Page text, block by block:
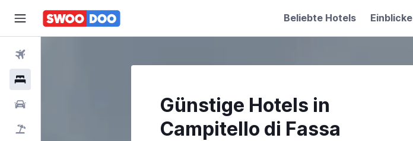
Beliebte Hotels Einblicke
Günstige Hotels in
Campitello di Fassa